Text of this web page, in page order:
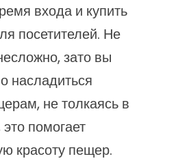
входа и купить
посетителей. Не
зато вы
насладиться
не толкаясь в
помогает
красоту пещер.